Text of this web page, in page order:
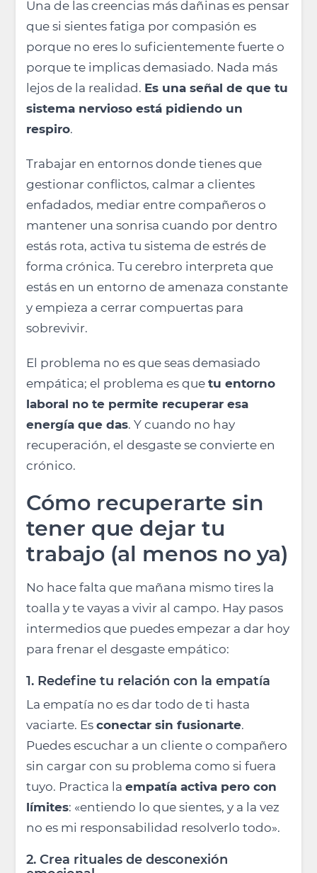
Una de las creencias más dañinas es pensar
que si sientes fatiga por compasión es
porque no eres lo suficientemente fuerte o
porque te implicas demasiado. Nada más
lejos de la realidad. Es una señal de que tu
sistema nervioso está pidiendo un
respiro.
Trabajar en entornos donde tienes que
gestionar conflictos, calmar a clientes
enfadados, mediar entre compañeros o
mantener una sonrisa cuando por dentro
estás rota, activa tu sistema de estrés de
forma crónica. Tu cerebro interpreta que
estás en un entorno de amenaza constante
y empieza a cerrar compuertas para
sobrevivir.
El problema no es que seas demasiado
empática; el problema es quetu entorno
laboral no te permite recuperar esa
energía que das. Y cuando no hay
recuperación, el desgaste se convierte en
crónico.
Cómo recuperarte sin
tener que dejar tu
trabajo (al menos no ya)
No hace falta que mañana mismo tires la
toalla y te vayas a vivir al campo. Hay pasos
intermedios que puedes empezar a dar hoy
para frenar el desgaste empático:
1. Redefine tu relación con la empatía
La empatía no es dar todo de ti hasta
vaciarte. Esconectar sin fusionarte.
Puedes escuchar a un cliente o compañero
sin cargar con su problema como si fuera
tuyo. Practica laempatía activa pero con
límites: «entiendo lo que sientes, y a la vez
no es mi responsabilidad resolverlo todo».
2. Crea rituales de desconexión